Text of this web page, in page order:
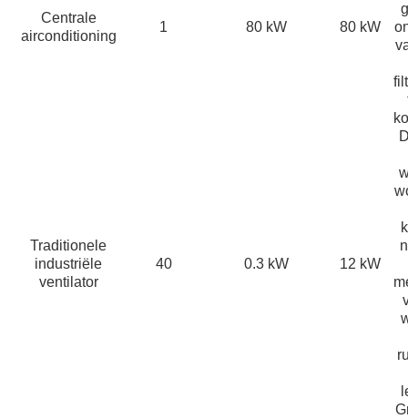
Centrale
airconditioning
1 80 kW 80 kW
Traditionele
industriële
ventilator
40 0.3 kW 12 kW